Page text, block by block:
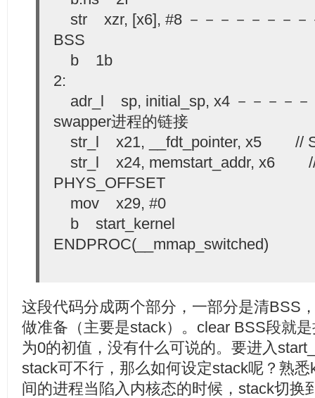
str xzr, [x6], #8 －－－－－－－－
BSS
b 1b
2:
adr_l sp, initial_sp, x4 －－－－－
swapper进程的链接
str_l x21, __fdt_pointer, x5 //
str_l x24, memstart_addr, x6 //
PHYS_OFFSET
mov x29, #0
b start_kernel
ENDPROC(__mmap_switched)
这段代码分成两个部分，一部分是清BSS
做准备（主要是stack）。clear BSS段就
为0的初值，没有什么可说的。要进入
stack可不行，那么如何设定stack呢？熟
间的进程当陷入内核态的时候，stack切换